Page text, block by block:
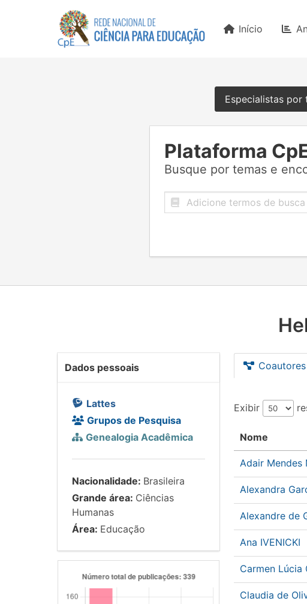
Início
Especialistas por
Plataforma
Busque por temas e
Dados pessoais
Lattes
Grupos de Pesquisa
Genealogia Acadêmica
Nacionalidade: Brasileira
Grande área: Ciências
Humanas
Área: Educação
Coautores
Exibir
Nome
Adair Mendes
Alexandra
Alexandre de
Ana IVENICKI
Carmen Lúcia
Claudia de